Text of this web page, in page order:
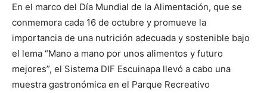
En el marco del Día Mundial de la Alimentación, que se
conmemora cada 16 de octubre y promueve la
importancia de una nutrición adecuada y sostenible bajo
el lema “Mano a mano por unos alimentos y futuro
mejores”, el Sistema DIF Escuinapa llevó a cabo una
muestra gastronómica en el Parque Recreativo